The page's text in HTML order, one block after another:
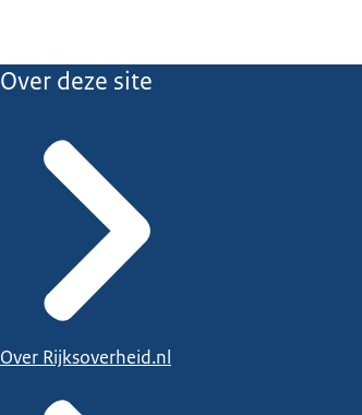
Over deze site
Over Rijksoverheid.nl